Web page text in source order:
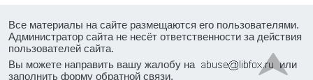
Все материалы на сайте размещаются его пользователями.
Администратор сайта не несёт ответственности за действия
пользователей сайта.
Вы можете направить вашу жалобу на
или
заполнить форму обратной связи.